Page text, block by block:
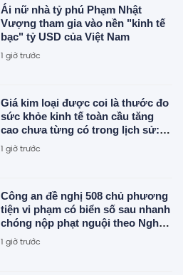
Ái nữ nhà tỷ phú Phạm Nhật
Vượng tham gia vào nền "kinh tế
bạc" tỷ USD của Việt Nam
1 giờ trước
Giá kim loại được coi là thước đo
sức khỏe kinh tế toàn cầu tăng
cao chưa từng có trong lịch sử:
Chuyện gì đang diễn ra?
1 giờ trước
Công an đề nghị 508 chủ phương
tiện vi phạm có biển số sau nhanh
chóng nộp phạt nguội theo Nghị
định 168
1 giờ trước